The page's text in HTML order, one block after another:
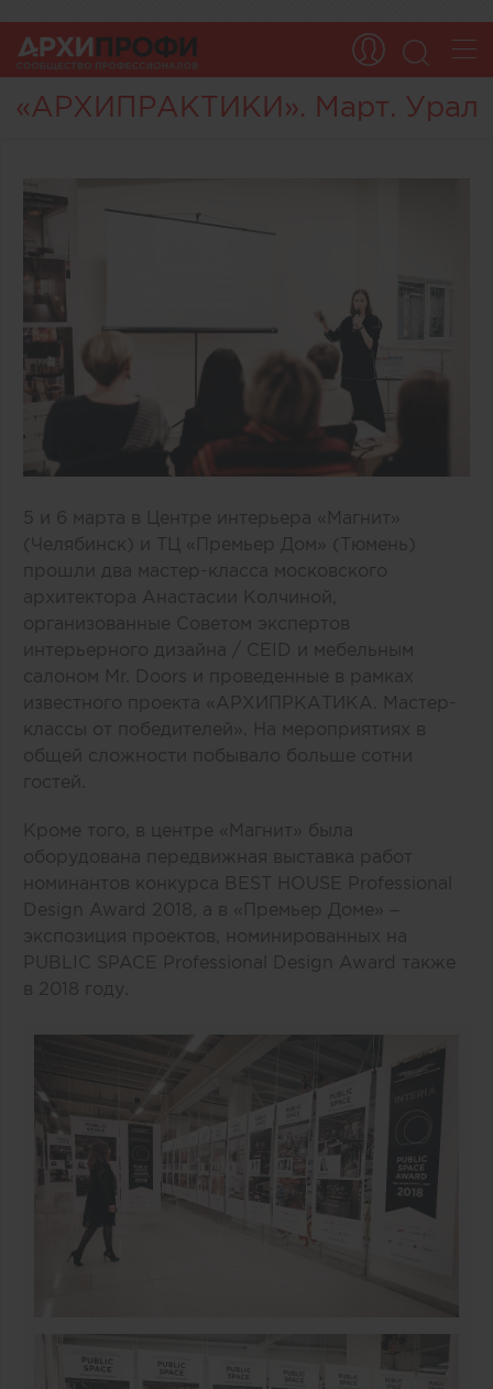
«АРХИПРАКТИКИ». Март. Урал
5 и 6 марта в Центре интерьера «Магнит»
(Челябинск) и ТЦ «Премьер Дом» (Тюмень)
прошли два мастер-класса московского
архитектора Анастасии Колчиной,
организованные Советом экспертов
интерьерного дизайна / CEID и мебельным
салоном Mr. Doors и проведенные в рамках
известного проекта «АРХИПРКАТИКА. Мастер-
классы от победителей». На мероприятиях в
общей сложности побывало больше сотни
гостей.
Кроме того, в центре «Магнит» была
оборудована передвижная выставка работ
номинантов конкурса BEST HOUSE Professional
Design Award 2018, а в «Премьер Доме» –
экспозиция проектов, номинированных на
PUBLIC SPACE Professional Design Award также
в 2018 году.